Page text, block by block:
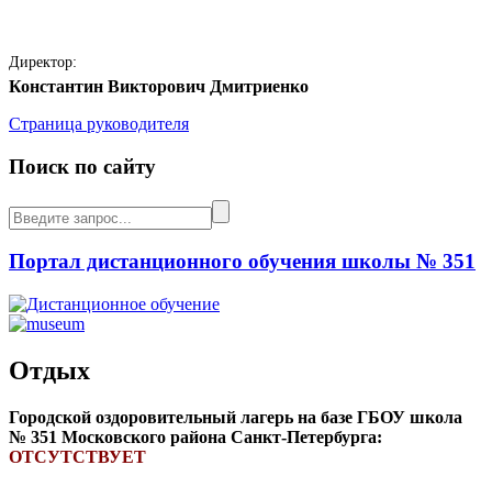
Директор:
Константин Викторович Дмитриенко
Страница руководителя
Поиск по сайту
Портал дистанционного обучения школы № 351
Отдых
Городской оздоровительный лагерь на базе ГБОУ школа
№ 351 Московского района Санкт-Петербурга:
ОТСУТСТВУЕТ